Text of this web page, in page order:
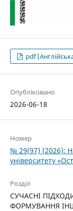
pdf
Опубліковано
2026-06-18
Номер
№ 29(97) (2026):
університету
Розділ
СУЧАСНІ
ФОРМУВАННЯ